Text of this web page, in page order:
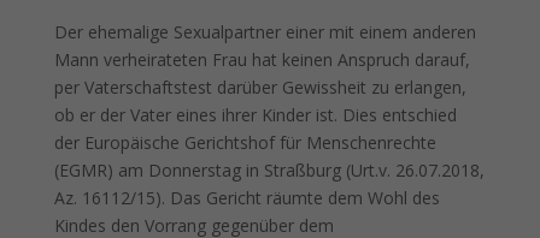
Der ehemalige Sexualpartner einer mit einem anderen
Mann verheirateten Frau hat keinen Anspruch darauf,
per Vaterschaftstest darüber Gewissheit zu erlangen,
ob er der Vater eines ihrer Kinder ist. Dies entschied
der Europäische Gerichtshof für Menschenrechte
(EGMR) am Donnerstag in Straßburg (Urt.v. 26.07.2018,
Az. 16112/15). Das Gericht räumte dem Wohl des
Kindes den Vorrang gegenüber dem